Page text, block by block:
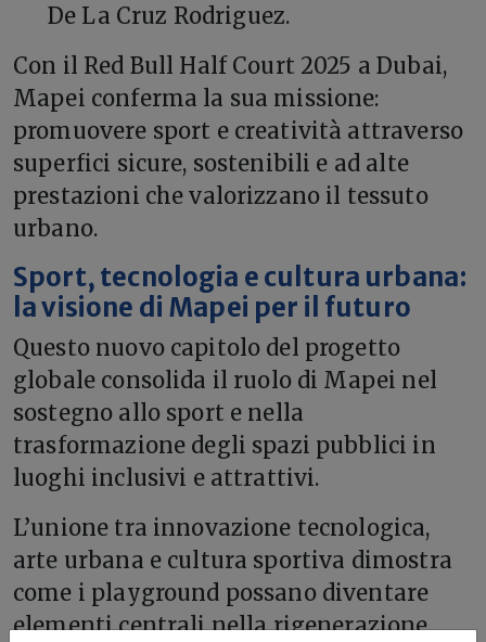
De La Cruz Rodriguez.
Con il Red Bull Half Court 2025 a Dubai,
Mapei conferma la sua missione:
promuovere sport e creatività attraverso
superfici sicure, sostenibili e ad alte
prestazioni che valorizzano il tessuto
urbano.
Sport, tecnologia e cultura urbana:
la visione di Mapei per il futuro
Questo nuovo capitolo del progetto
globale consolida il ruolo di Mapei nel
sostegno allo sport e nella
trasformazione degli spazi pubblici in
luoghi inclusivi e attrattivi.
L’unione tra innovazione tecnologica,
arte urbana e cultura sportiva dimostra
come i playground possano diventare
elementi centrali nella rigenerazione